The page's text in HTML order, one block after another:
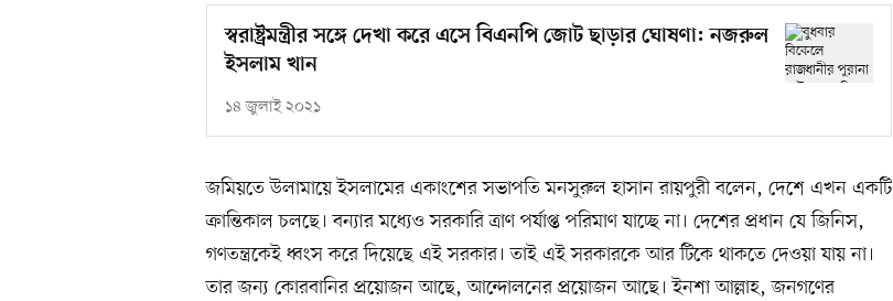
স্বরাষ্ট্রমন্ত্রীর সঙ্গে দেখা করে এসে বিএনপি জোট ছাড়ার ঘোষণা: নজরুল
ইসলাম খান
১৪ জুলাই ২০২১
জমিয়তে উলামায়ে ইসলামের একাংশের সভাপতি মনসুরুল হাসান রায়পুরী বলেন, দেশে এখন একটি
ক্রান্তিকাল চলছে। বন্যার মধ্যেও সরকারি ত্রাণ পর্যাপ্ত পরিমাণ যাচ্ছে না। দেশের প্রধান যে জিনিস,
গণতন্ত্রকেই ধ্বংস করে দিয়েছে এই সরকার। তাই এই সরকারকে আর টিকে থাকতে দেওয়া যায় না।
তার জন্য কোরবানির প্রয়োজন আছে, আন্দোলনের প্রয়োজন আছে। ইনশা আল্লাহ, জনগণের